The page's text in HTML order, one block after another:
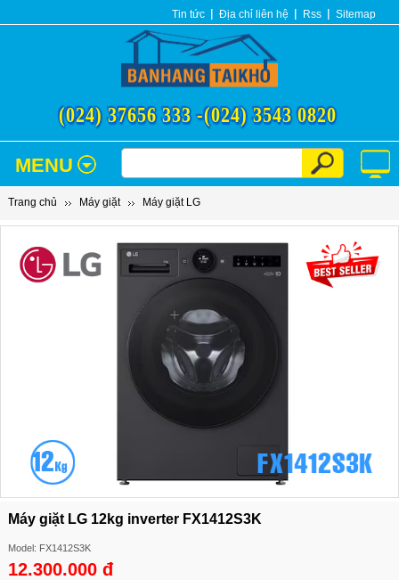
Tin tức Địa chỉ liên hệ Rss Sitemap
(024) 37656 333 -(024) 3543 0820
MENU
Trang chủ Máy giặt Máy giặt LG
Máy giặt LG 12kg inverter FX1412S3K
Model: FX1412S3K
12.300.000 đ